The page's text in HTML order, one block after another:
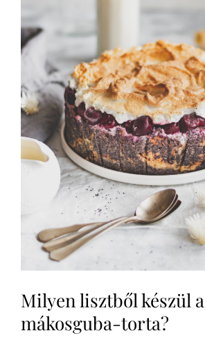
Milyen lisztből készül a
mákosguba-torta?